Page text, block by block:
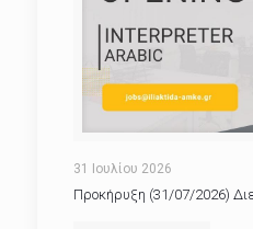
31 Ιουλίου 2026
Προκήρυξη (31/07/2026)